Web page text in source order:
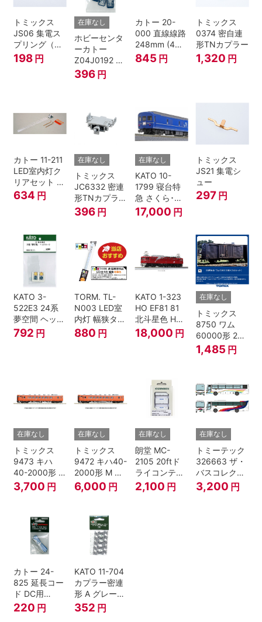
トミックス
JS06 集電ス
プリング（Ｌ
=7.5mm・4個
入） 鉄道模型
198 円
在庫なし
ホビーセンタ
ーカトー
Z04J0192 ク
モハ115 横須
賀色 ジャンパ
396 円
カトー 20-
000 直線線路
248mm (4本
入) Nゲージ
845 円
トミックス
0374 密自連
形TNカプラー
1,320 円
カトー 11-211
LED室内灯ク
リアセット N
ゲージ
634 円
在庫なし
トミックス
JC6332 密連
形TNカプラー
(SPグレー電
連付・211系)
396 円
在庫なし
KATO 10-
1799 寝台特
急 さくら･は
やぶさ/富士
24系 9両セッ
17,000 円
トミックス
JS21 集電シ
ュー
297 円
KATO 3-
522E3 24系
夢空間 ヘッド
マーク 4種各1
792 円
TORM. TL-
N003 LED室
内灯 幅狭タイ
プ・電球色 1
本 鉄道模型
880 円
KATO 1-323
HO EF81 81
北斗星色 HO
ゲージ
18,000 円
在庫なし
トミックス
8750 ワム
60000形 2両
セット Nゲー
ジ
1,485 円
在庫なし
トミックス
9473 キハ
40-2000形 T
Nゲージ
3,700 円
在庫なし
トミックス
9472 キハ40-
2000形 M N
ゲージ
6,000 円
在庫なし
朗堂 MC-
2105 20ftド
ライコンテナ
タイプ
TRANCY
2,100 円
在庫なし
トミーテック
326663 ザ・
バスコレクシ
ョン 西日本鉄
道・九州産交
3,200 円
カトー 24-
825 延長コー
ド DC用
(90cm）
220 円
KATO 11-704
カプラー密連
形 A グレー
(20個入) (ア
ーノルドカプ
352 円